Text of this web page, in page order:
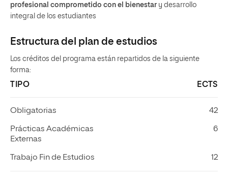
profesional comprometido con el bienestar y desarrollo
integral de los estudiantes
Estructura del plan de estudios
Los créditos del programa están repartidos de la siguiente
forma:
TIPO ECTS
Obligatorias 42
Prácticas Académicas
Externas
6
Trabajo Fin de Estudios 12